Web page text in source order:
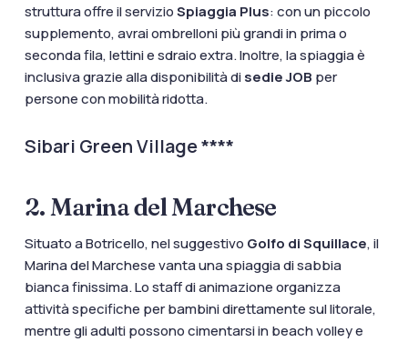
struttura offre il servizioSpiaggia Plus: con un piccolo
supplemento, avrai ombrelloni più grandi in prima o
seconda fila, lettini e sdraio extra. Inoltre, la spiaggia è
inclusiva grazie alla disponibilità disedie JOB per
persone con mobilità ridotta.
Sibari Green Village ****
2. Marina del Marchese
Situato a Botricello, nel suggestivo Golfo di Squillace, il
Marina del Marchese vanta una spiaggia di sabbia
bianca finissima. Lo staff di animazione organizza
attività specifiche per bambini direttamente sul litorale,
mentre gli adulti possono cimentarsi in beach volley e